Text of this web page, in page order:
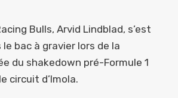
Bulls, Arvid Lindblad, s’est
bac à gravier lors de la
du shakedown pré-Formule 1
circuit d’Imola.